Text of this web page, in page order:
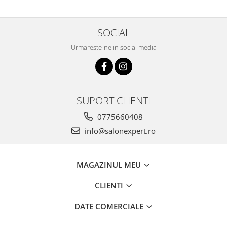
SOCIAL
Urmareste-ne in social media
SUPORT CLIENTI
0775660408
info@salonexpert.ro
MAGAZINUL MEU
CLIENTI
DATE COMERCIALE